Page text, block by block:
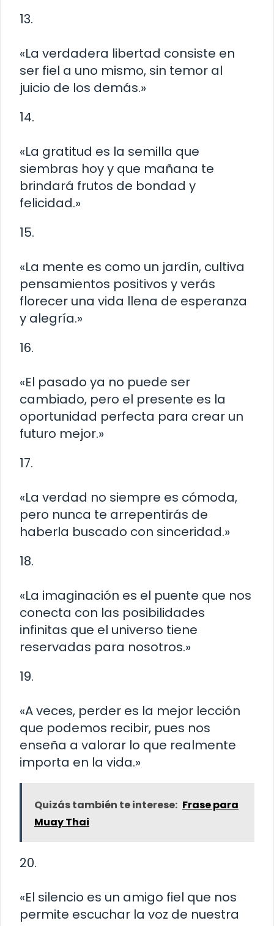
13.
«La verdadera libertad consiste en
ser fiel a uno mismo, sin temor al
juicio de los demás.»
14.
«La gratitud es la semilla que
siembras hoy y que mañana te
brindará frutos de bondad y
felicidad.»
15.
«La mente es como un jardín, cultiva
pensamientos positivos y verás
florecer una vida llena de esperanza
y alegría.»
16.
«El pasado ya no puede ser
cambiado, pero el presente es la
oportunidad perfecta para crear un
futuro mejor.»
17.
«La verdad no siempre es cómoda,
pero nunca te arrepentirás de
haberla buscado con sinceridad.»
18.
«La imaginación es el puente que nos
conecta con las posibilidades
infinitas que el universo tiene
reservadas para nosotros.»
19.
«A veces, perder es la mejor lección
que podemos recibir, pues nos
enseña a valorar lo que realmente
importa en la vida.»
Quizás también te interese: Frase para
Muay Thai
20.
«El silencio es un amigo fiel que nos
permite escuchar la voz de nuestra